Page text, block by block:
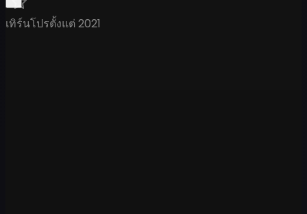
เทิร์นโปรตั้งแต่ 2021